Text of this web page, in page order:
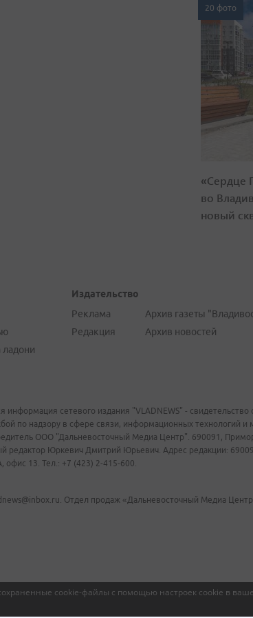
cookie-файлы с помощью настроек cookie в
20 фото
«Сердце
во
новый
ладони
Издательство
Реклама
Редакция
Архив газеты
Архив новостей
информация сетевого издания "VLADNEWS" -
по надзору в сфере связи, информационных технологий и
ООО "Дальневосточный Медиа Центр". 690091,
редактор Юркевич Дмитрий Юрьевич. Адрес редакции:
офис 13. Тел.: +7 (423) 2-415-600.
Отдел продаж «Дальневосточный Медиа